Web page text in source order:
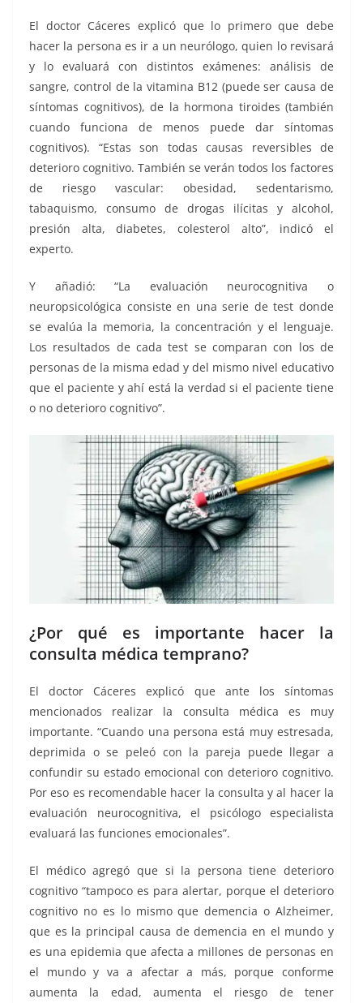
El doctor Cáceres explicó que lo primero que debe
hacer la persona es ir a un neurólogo, quien lo revisará
y lo evaluará con distintos exámenes: análisis de
sangre, control de la vitamina B12 (puede ser causa de
síntomas cognitivos), de la hormona tiroides (también
cuando funciona de menos puede dar síntomas
cognitivos). “Estas son todas causas reversibles de
deterioro cognitivo. También se verán todos los factores
de riesgo vascular: obesidad, sedentarismo,
tabaquismo, consumo de drogas ilícitas y alcohol,
presión alta, diabetes, colesterol alto”, indicó el
experto.
Y añadió: “La evaluación neurocognitiva o
neuropsicológica consiste en una serie de test donde
se evalúa la memoria, la concentración y el lenguaje.
Los resultados de cada test se comparan con los de
personas de la misma edad y del mismo nivel educativo
que el paciente y ahí está la verdad si el paciente tiene
o no deterioro cognitivo”.
¿Por qué es importante hacer la
consulta médica temprano?
El doctor Cáceres explicó que ante los síntomas
mencionados realizar la consulta médica es muy
importante. “Cuando una persona está muy estresada,
deprimida o se peleó con la pareja puede llegar a
confundir su estado emocional con deterioro cognitivo.
Por eso es recomendable hacer la consulta y al hacer la
evaluación neurocognitiva, el psicólogo especialista
evaluará las funciones emocionales”.
El médico agregó que si la persona tiene deterioro
cognitivo “tampoco es para alertar, porque el deterioro
cognitivo no es lo mismo que demencia o Alzheimer,
que es la principal causa de demencia en el mundo y
es una epidemia que afecta a millones de personas en
el mundo y va a afectar a más, porque conforme
aumenta la edad, aumenta el riesgo de tener